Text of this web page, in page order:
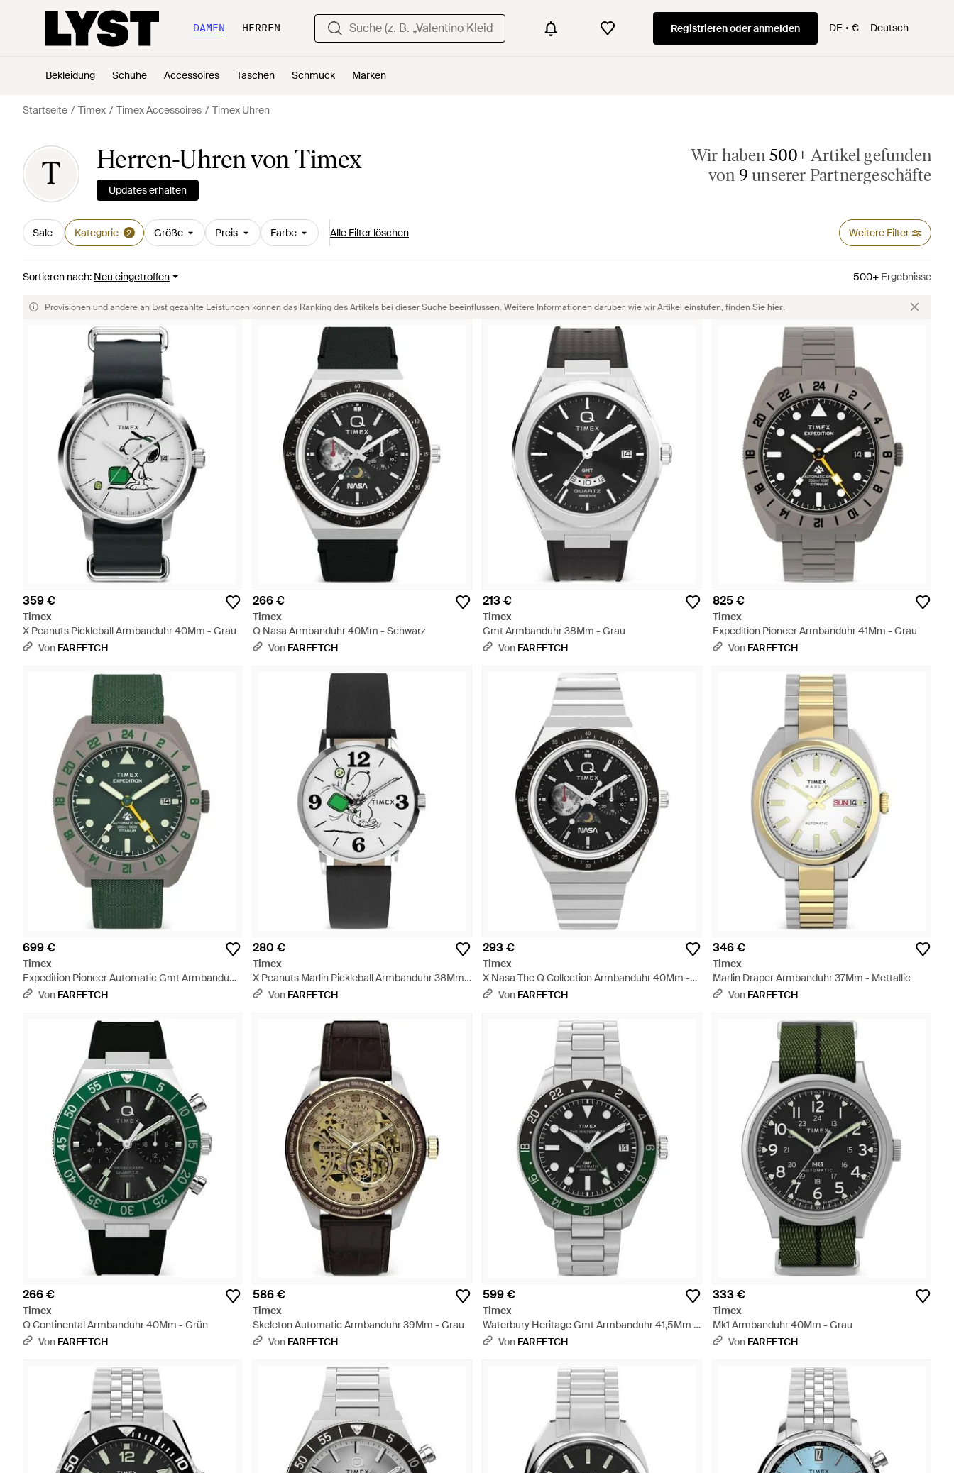
DAMEN HERREN Registrieren oder anmelden DE € Deutsch
Bekleidung Schuhe Accessoires Taschen Schmuck Marken
Startseite Timex Timex Accessoires Timex Uhren
T Herren-Uhren von Timex
Updates erhalten
Wir haben 500+ Artikel gefunden
von 9 unserer Partnergeschäfte
Sale Kategorie 2 Größe Preis Farbe Alle Filter löschen Weitere Filter
Sortieren nach: Neu eingetroffen 500+ Ergebnisse
Provisionen und andere an Lyst gezahlte Leistungen können das Ranking des Artikels bei dieser Suche beeinflussen. Weitere Informationen darüber, wie wir Artikel einstufen, finden Siehier.
359 €
Timex
X Peanuts Pickleball Armbanduhr 40Mm - Grau
Von FARFETCH
266 €
Timex
Q Nasa Armbanduhr 40Mm - Schwarz
Von FARFETCH
213 €
Timex
Gmt Armbanduhr 38Mm - Grau
Von FARFETCH
825 €
Timex
Expedition Pioneer Armbanduhr 41Mm - Grau
Von FARFETCH
699 €
Timex
Expedition Pioneer Automatic Gmt Armbanduhr
41Mm - Grün
Von FARFETCH
280 €
Timex
X Peanuts Marlin Pickleball Armbanduhr 38Mm -
WeißVon FARFETCH
293 €
Timex
X Nasa The Q Collection Armbanduhr 40Mm -
GrauVon FARFETCH
346 €
Timex
Marlin Draper Armbanduhr 37Mm - Mettallic
Von FARFETCH
266 €
Timex
Q Continental Armbanduhr 40Mm - Grün
Von FARFETCH
586 €
Timex
Skeleton Automatic Armbanduhr 39Mm - Grau
Von FARFETCH
599 €
Timex
Waterbury Heritage Gmt Armbanduhr 41,5Mm -
GrauVon FARFETCH
333 €
Timex
Mk1 Armbanduhr 40Mm - Grau
Von FARFETCH